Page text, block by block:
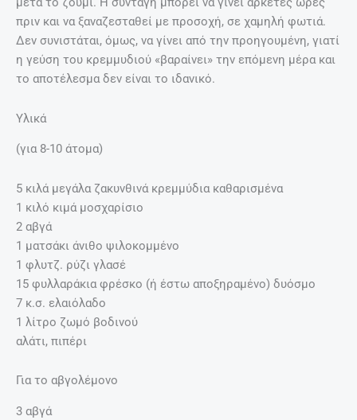
πριν και να ξαναζεσταθεί με προσοχή, σε χαμηλή φωτιά.
Δεν συνιστάται, όμως, να γίνει από την προηγουμένη, γιατί
η γεύση του κρεμμυδιού «βαραίνει» την επόμενη μέρα και
το αποτέλεσμα δεν είναι το ιδανικό.
Υλικά
(για 8-10 άτομα)
5 κιλά μεγάλα ζακυνθινά κρεμμύδια καθαρισμένα
1 κιλό κιμά μοσχαρίσιο
2 αβγά
1 ματσάκι άνιθο ψιλοκομμένο
1 φλυτζ. ρύζι γλασέ
15 φυλλαράκια φρέσκο (ή έστω αποξηραμένο) δυόσμο
7 κ.σ. ελαιόλαδο
1 λίτρο ζωμό βοδινού
αλάτι, πιπέρι
Για το αβγολέμονο
3 αβγά